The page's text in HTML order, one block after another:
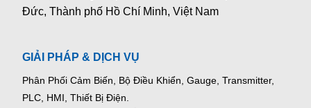
Đức, Thành phố Hồ Chí Minh, Việt Nam
GIẢI PHÁP & DỊCH VỤ
Phân Phối Cảm Biến, Bộ Điều Khiển, Gauge, Transmitter,
PLC, HMI, Thiết Bị Điện.